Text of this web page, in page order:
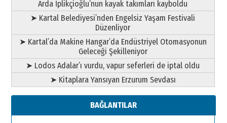
Arda İplikçioğlu’nun kayak takımları kayboldu
➤ Kartal Belediyesi’nden Engelsiz Yaşam Festivali
Düzenliyor
➤ Kartal’da Makine Hangar’da Endüstriyel Otomasyonun
Geleceği Şekilleniyor
➤ Lodos Adalar’ı vurdu, vapur seferleri de iptal oldu
➤ Kitaplara Yansıyan Erzurum Sevdası
BAĞLANTILAR